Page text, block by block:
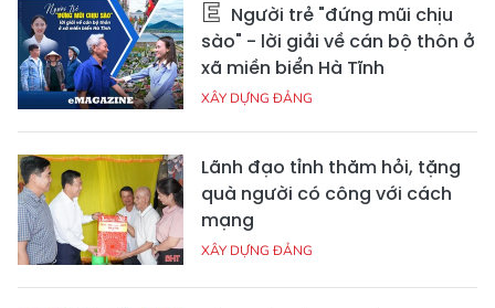
Người trẻ "đứng mũi chịu
sào" - lời giải về cán bộ thôn ở
xã miền biển Hà Tĩnh
XÂY DỰNG ĐẢNG
Lãnh đạo tỉnh thăm hỏi, tặng
quà người có công với cách
mạng
XÂY DỰNG ĐẢNG